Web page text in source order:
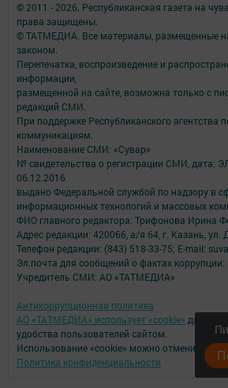
© 2011 - 2026. Республиканская газета на
права защищены.
© ТАТМЕДИА. Все материалы, размещенные
законом.
Перепечатка, воспроизведение и
информации,
размещенной на сайте, возможна только с
редакций СМИ.
При поддержке Республиканского агентства
коммуникациям.
Наименование СМИ: «Сувар»
№ свидетельства о регистрации СМИ, дата:
06.12.2016
выдано Федеральной службой по надзору в
информационных технологий и массовых
ФИО главного редактора: Трифонова Ирина
Адрес редакции: 420066, а/я 64, г. Казань, ул.
Телефон редакции: (843) 518-33-75; E-mail:
Эл.почта для сообщений о фактах коррупции:
Учредитель СМИ: АО «ТАТМЕДИА»
Антикоррупционная политика
АО «ТАТМЕДИА» использует «cookie» для
удобства пользователей сайтом.
Использование «cookie» можно отменить в
Политика конфиденциальности